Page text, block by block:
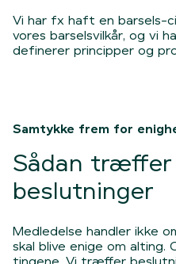
Vi har fx haft en barsels-
vores barselsvilkår, og vi
definerer principper og
Samtykke frem for
Sådan træffer
beslutninger
Medledelse handler ikke
skal blive enige om alting.
tingene. Vi træffer